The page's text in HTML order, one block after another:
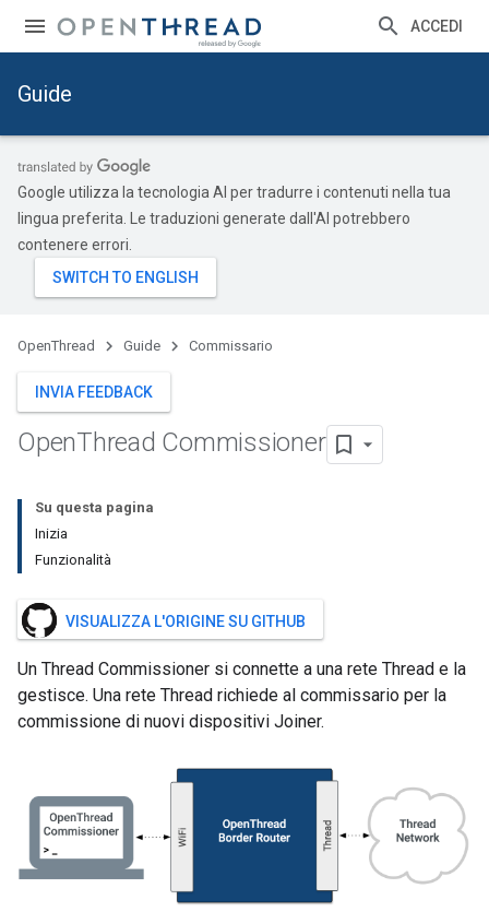
ACCEDI
Guide
Google utilizza la tecnologia AI per tradurre i contenuti nella tua
lingua preferita. Le traduzioni generate dall'AI potrebbero
contenere errori.
OpenThread Guide Commissario
INVIA FEEDBACK
OpenThread Commissioner
Su questa pagina
Inizia
Funzionalità
VISUALIZZA L'ORIGINE SU GITHUB
Un Thread Commissioner si connette a una rete Thread e la
gestisce. Una rete Thread richiede al commissario per la
commissione di nuovi dispositivi Joiner.